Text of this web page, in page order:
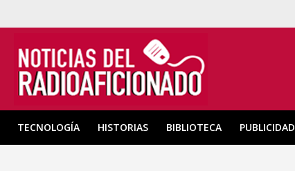
TECNOLOGÍA HISTORIAS BIBLIOTECA PUBLICIDAD